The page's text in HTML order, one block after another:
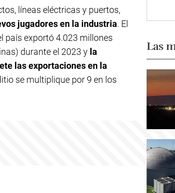
líneas eléctricas y puertos,
jugadores en la industria. El
país exportó 4.023 millones
durante el 2023 y la
las exportaciones en la
se multiplique por 9 en los
Las